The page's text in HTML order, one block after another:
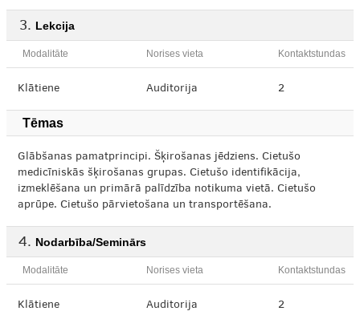
Lekcija
Modalitāte Norises vieta Kontaktstundas
Klātiene Auditorija 2
Tēmas
Glābšanas pamatprincipi. Šķirošanas jēdziens. Cietušo
medicīniskās šķirošanas grupas. Cietušo identifikācija,
izmeklēšana un primārā palīdzība notikuma vietā. Cietušo
aprūpe. Cietušo pārvietošana un transportēšana.
Nodarbība/Seminārs
Modalitāte Norises vieta Kontaktstundas
Klātiene Auditorija 2